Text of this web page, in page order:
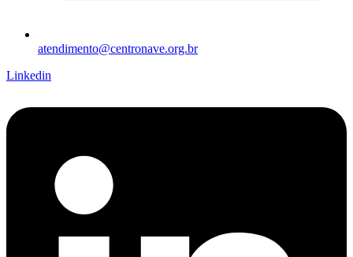
atendimento@centronave.org.br
Linkedin